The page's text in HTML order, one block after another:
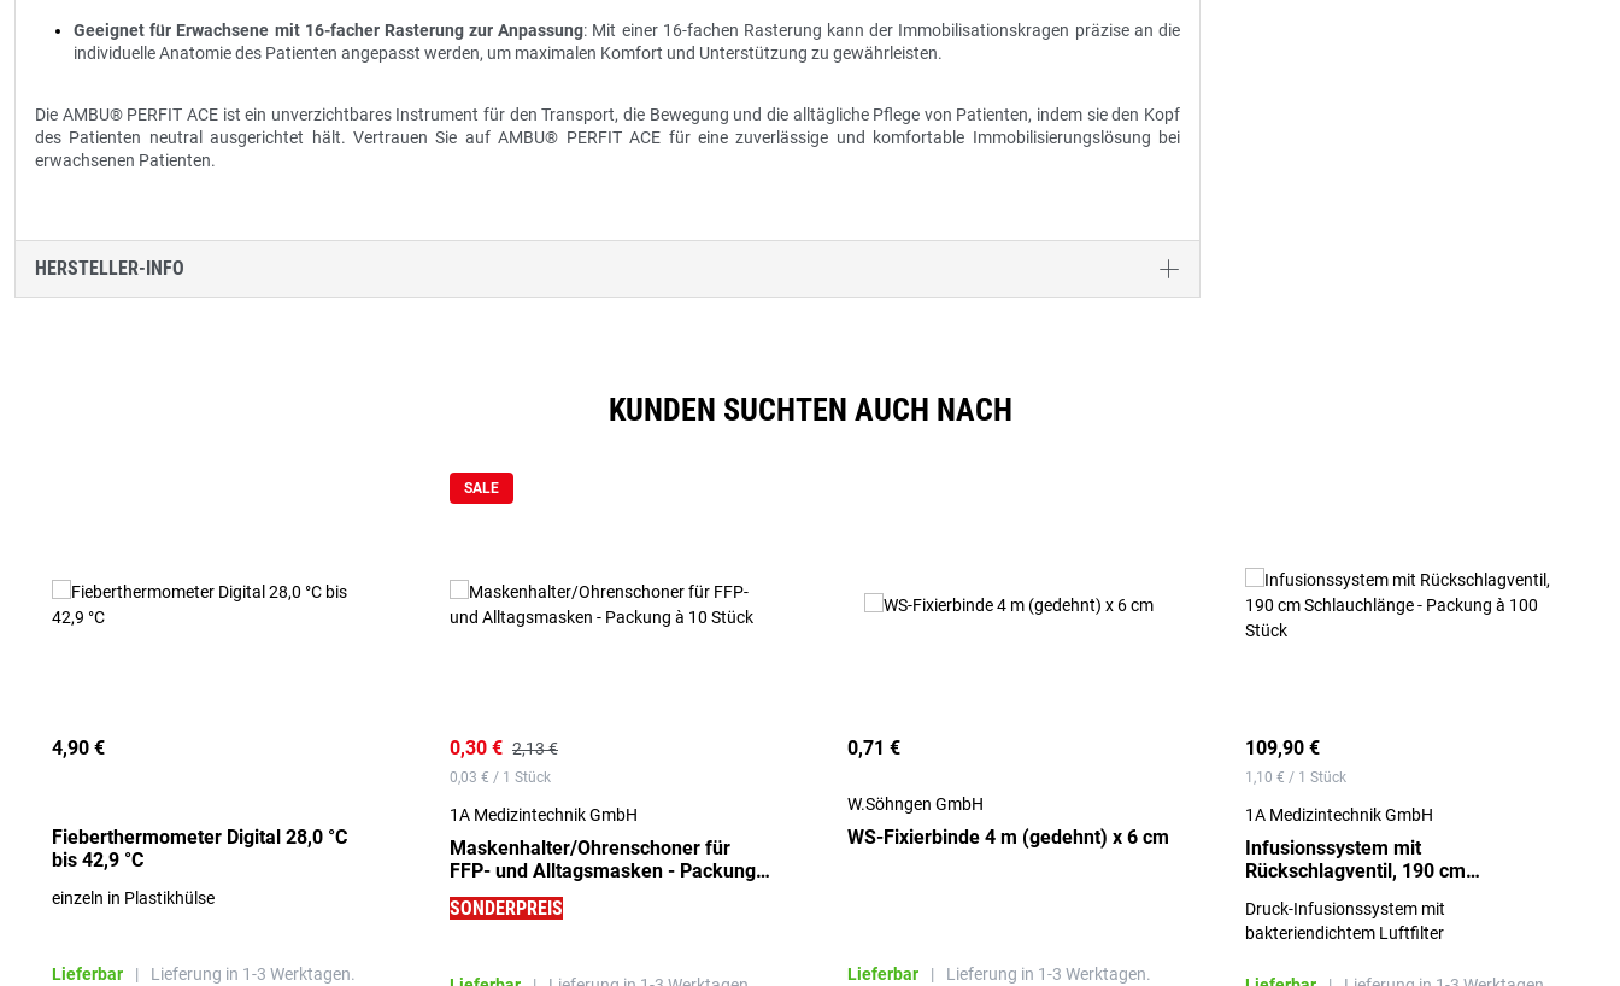
Geeignet für Erwachsene mit 16-facher Rasterung zur Anpassung: Mit einer 16-fachen Rasterung kann der Immobilisationskragen präzise an die
individuelle Anatomie des Patienten angepasst werden, um maximalen Komfort und Unterstützung zu gewährleisten.
Die AMBU® PERFIT ACE ist ein unverzichtbares Instrument für den Transport, die Bewegung und die alltägliche Pflege von Patienten, indem sie den Kopf
des Patienten neutral ausgerichtet hält. Vertrauen Sie auf AMBU® PERFIT ACE für eine zuverlässige und komfortable Immobilisierungslösung bei
erwachsenen Patienten.
HERSTELLER-INFO
KUNDEN SUCHTEN AUCH NACH
4,90 €
Fieberthermometer Digital 28,0 °C
bis 42,9 °C
einzeln in Plastikhülse
Lieferbar | Lieferung in 1-3 Werktagen.
SALE
0,30 € 2,13 €
0,03 € / 1 Stück
1A Medizintechnik GmbH
Maskenhalter/Ohrenschoner für
FFP- und Alltagsmasken - Packung à
10 Stück
SONDERPREIS
0,71 €
W.Söhngen GmbH
WS-Fixierbinde 4 m (gedehnt) x 6 cm
Lieferbar | Lieferung in 1-3 Werktagen.
109,90 €
1,10 € / 1 Stück
1A Medizintechnik GmbH
Infusionssystem mit
Rückschlagventil, 190 cm
Stück
Druck-Infusionssystem mit
bakteriendichtem Luftfilter